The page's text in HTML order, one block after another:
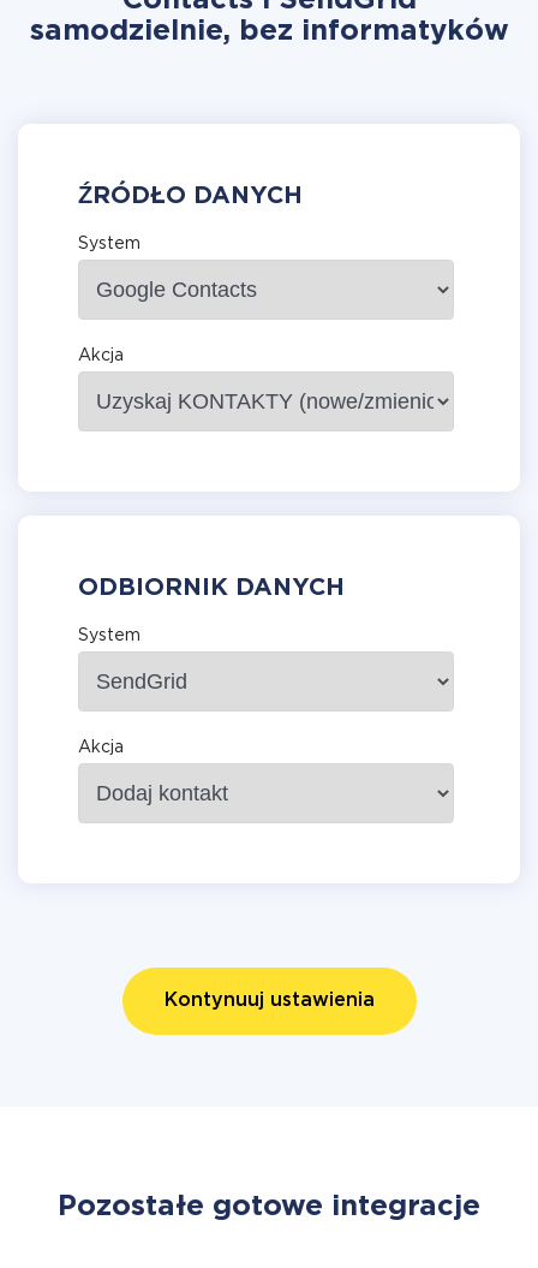
samodzielnie, bez informatyków
ŹRÓDŁO DANYCH
System
Akcja
ODBIORNIK DANYCH
System
Akcja
Kontynuuj ustawienia
Pozostałe gotowe integracje